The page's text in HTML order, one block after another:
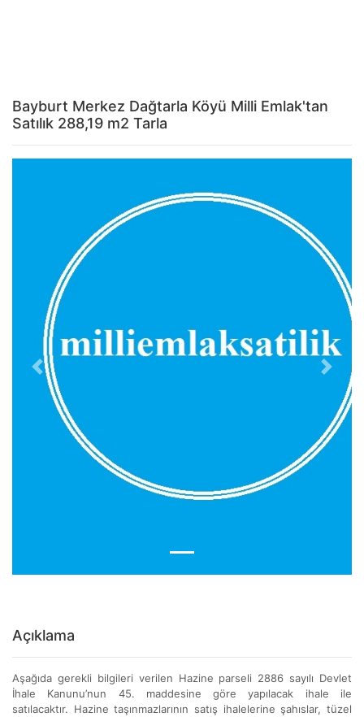
Bayburt Merkez Dağtarla Köyü Milli Emlak'tan
Satılık 288,19 m2 Tarla
Previous Next
Açıklama
Aşağıda gerekli bilgileri verilen Hazine parseli 2886 sayılı Devlet
İhale Kanunu’nun 45. maddesine göre yapılacak ihale ile
satılacaktır. Hazine taşınmazlarının satış ihalelerine şahıslar, tüzel